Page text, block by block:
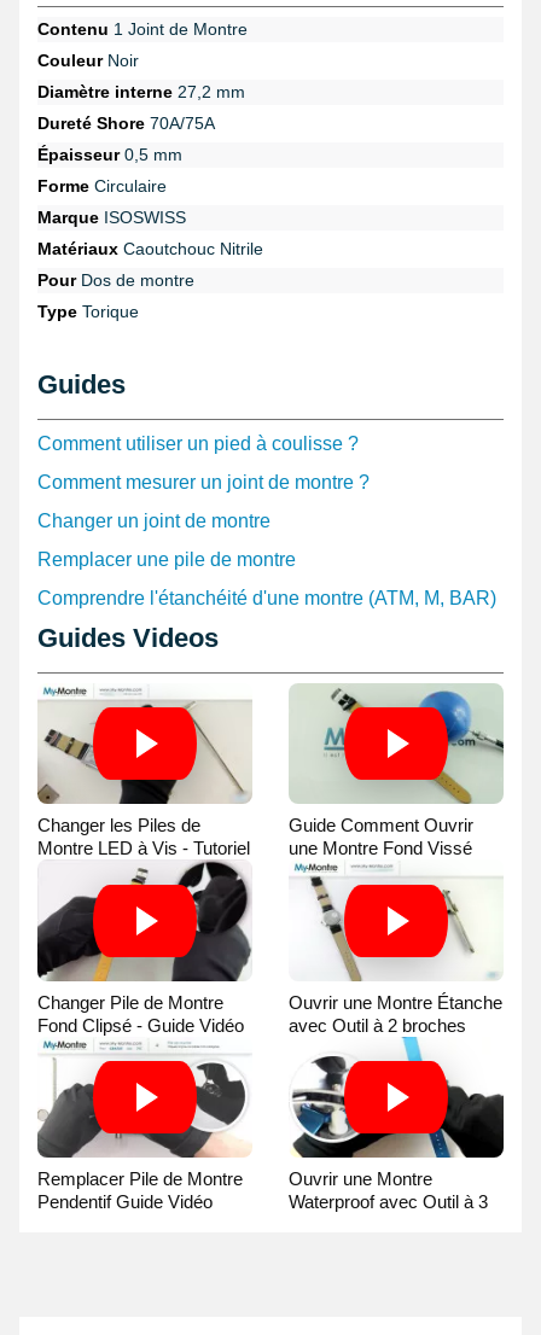
Contenu 1 Joint de Montre
CouleurNoir
Diamètre interne 27,2 mm
Dureté Shore 70A/75A
Épaisseur0,5 mm
Forme Circulaire
Marque ISOSWISS
Matériaux Caoutchouc Nitrile
PourDos de montre
Type Torique
Guides
Comment utiliser un pied à coulisse ?
Comment mesurer un joint de montre ?
Changer un joint de montre
Remplacer une pile de montre
Comprendre l'étanchéité d'une montre (ATM, M, BAR)
Guides Videos
Changer les Piles de
Montre LED à Vis - Tutoriel
Vidéo
Guide Comment Ouvrir
une Montre Fond Vissé
avec une Balle
Changer Pile de Montre
Fond Clipsé - Guide Vidéo
Ouvrir une Montre Étanche
avec Outil à 2 broches
Remplacer Pile de Montre
Pendentif Guide Vidéo
Ouvrir une Montre
Waterproof avec Outil à 3